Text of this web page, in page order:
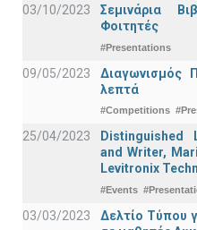
03/10/2023
Σεμινάρια
Φοιτητές
#Presentations
09/05/2023
Διαγωνισμός
λεπτά
#Competitions
25/04/2023
Distinguished
and Writer,
Levitronix
#Events
03/03/2023
Δελτίο Τύπου